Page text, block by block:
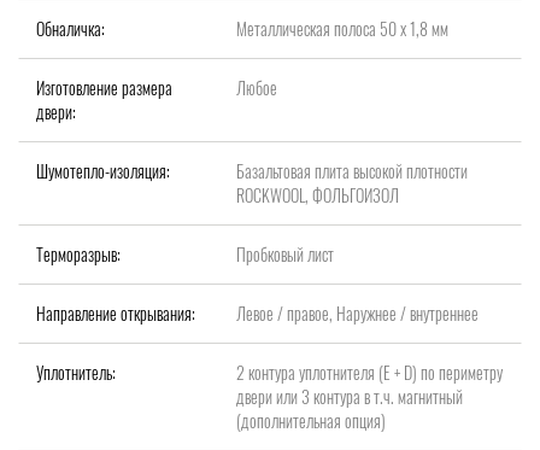
Обналичка: Металлическая полоса 50 х 1,8 мм
Изготовление размера
двери:
Любое
Шумотепло-изоляция:
Базальтовая плита высокой плотности
ROCKWOOL, ФОЛЬГОИЗОЛ
Терморазрыв: Пробковый лист
Направление открывания: Левое / правое, Наружнее / внутреннее
Уплотнитель:
2 контура уплотнителя (Е + D) по периметру
двери или 3 контура в т.ч. магнитный
(дополнительная опция)